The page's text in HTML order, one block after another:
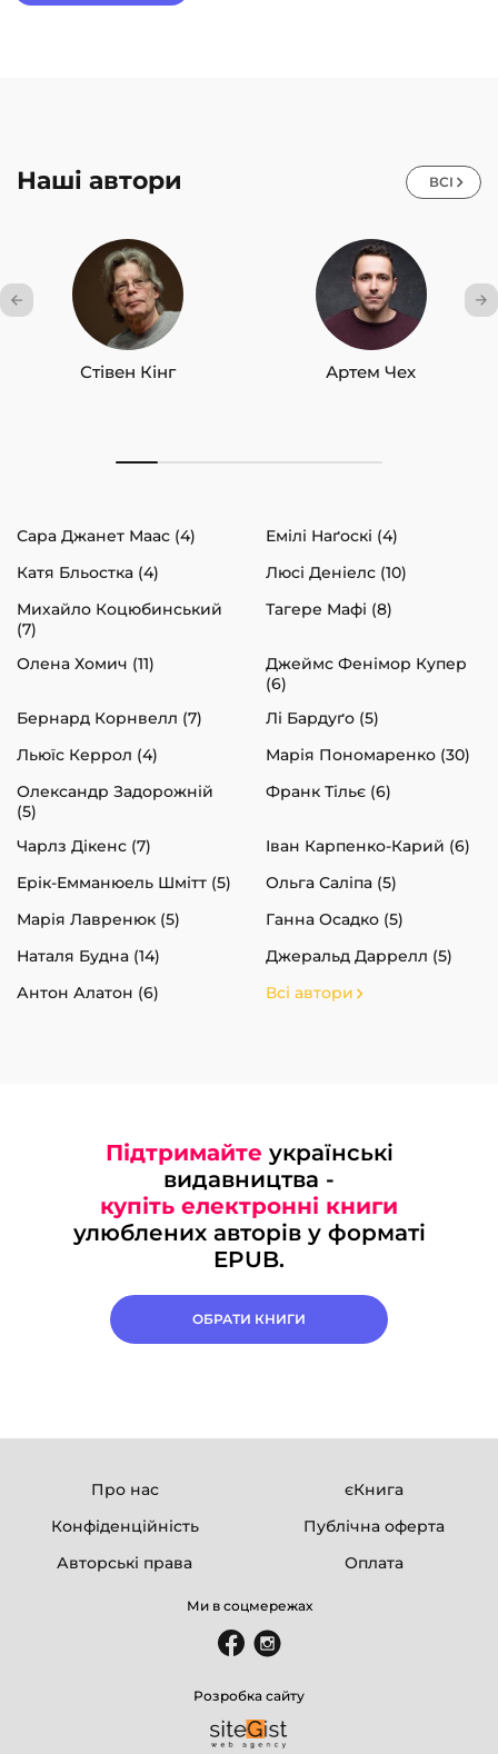
Наші автори ВСІ
Стівен Кінг Артем Чех
Сара Джанет Маас (4)
Емілі Наґоскі (4)
Катя Бльостка (4)
Люсі Деніелс (10)
Михайло Коцюбинський
(7)
Тагере Мафі (8)
Олена Хомич (11)
Джеймс Фенімор Купер
(6)
Бернард Корнвелл (7)
Лі Бардуґо (5)
Льюїс Керрол (4)
Марія Пономаренко (30)
Олександр Задорожній
(5)
Франк Тільє (6)
Чарлз Дікенс (7)
Іван Карпенко-Карий (6)
Ерік-Емманюель Шмітт (5)
Ольга Саліпа (5)
Марія Лавренюк (5)
Ганна Осадко (5)
Наталя Будна (14)
Джеральд Даррелл (5)
Антон Алатон (6)
Всі автори
Підтримайте українські
видавництва -
купіть електронні книги
улюблених авторів у форматі
EPUB.
ОБРАТИ КНИГИ
Про нас
єКнига
Конфіденційність
Публічна оферта
Авторські права
Оплата
Ми в соцмережах
Розробка сайту